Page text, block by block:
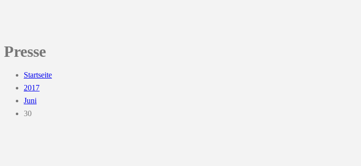
Presse
Startseite
2017
Juni
30